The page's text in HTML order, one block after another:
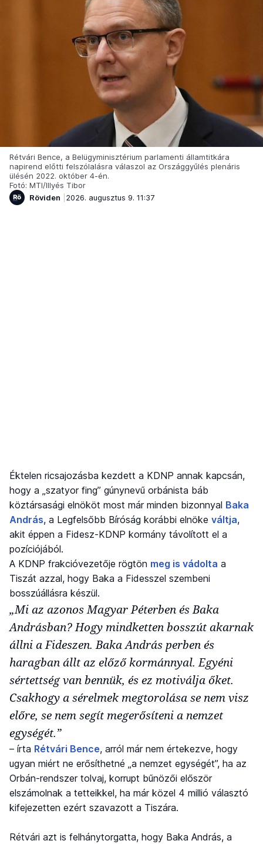
Rétvári Bence, a Belügyminisztérium parlamenti államtitkára
napirend előtti felszólalásra válaszol az Országgyűlés plenáris
ülésén 2022. október 4-én.
Fotó: MTI/Illyés Tibor
Röviden
2026. augusztus 9. 11:37
Éktelen ricsajozásba kezdett a KDNP annak kapcsán,
hogy a „szatyor fing” gúnynevű orbánista báb
köztársasági elnököt most már minden bizonnyal Baka
András, a Legfelsőbb Bíróság korábbi elnöke váltja,
akit éppen a Fidesz-KDNP kormány távolított el a
pozíciójából.
A KDNP frakcióvezetője rögtön meg is vádolta a
Tiszát azzal, hogy Baka a Fidesszel szembeni
bosszúállásra készül.
„Mi az azonos Magyar Péterben és Baka
Andrásban? Hogy mindketten bosszút akarnak
állni a Fideszen. Baka András perben és
haragban állt az előző kormánnyal. Egyéni
sértettség van bennük, és ez motiválja őket.
Csakhogy a sérelmek megtorolása se nem visz
előre, se nem segít megerősíteni a nemzet
egységét.”
– írta Rétvári Bence, arról már nem értekezve, hogy
ugyan miért ne erősíthetné „a nemzet egységét”, ha az
Orbán-rendszer tolvaj, korrupt bűnözői először
elszámolnak a tetteikkel, ha már közel 4 millió választó
kifejezetten ezért szavazott a Tiszára.
Rétvári azt is felhánytorgatta, hogy Baka András, a